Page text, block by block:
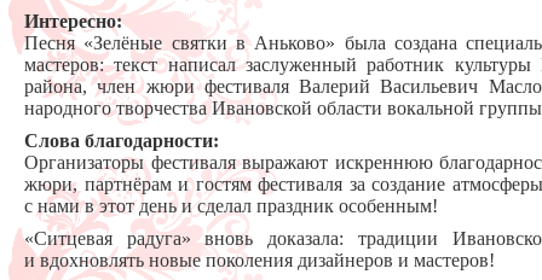
Интересно:
Песня «Зелёные святки в Аньково» была создана
мастеров: текст написал заслуженный работник
района, член жюри фестиваля Валерий Васильевич
народного творчества Ивановской области вокальной
Слова благодарности:
Организаторы фестиваля выражают искреннюю
жюри, партнёрам и гостям фестиваля за создание
с нами в этот день и сделал праздник особенным!
«Ситцевая радуга» вновь доказала: традиции
и вдохновлять новые поколения дизайнеров и мастеров!